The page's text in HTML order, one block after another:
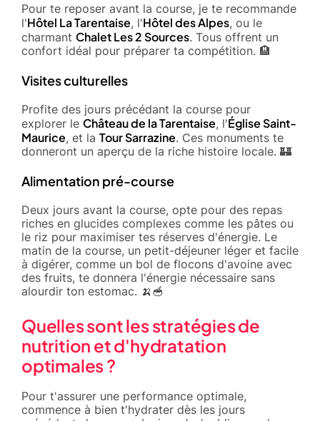
Pour te reposer avant la course, je te recommande
l'Hôtel La Tarentaise, l'Hôtel des Alpes, ou le
charmant Chalet Les 2 Sources. Tous offrent un
confort idéal pour préparer ta compétition. 🏨
Visites culturelles
Profite des jours précédant la course pour
explorer le Château de la Tarentaise, l'Église Saint-
Maurice, et la Tour Sarrazine. Ces monuments te
donneront un aperçu de la riche histoire locale. 🏰
Alimentation pré-course
Deux jours avant la course, opte pour des repas
riches en glucides complexes comme les pâtes ou
le riz pour maximiser tes réserves d'énergie. Le
matin de la course, un petit-déjeuner léger et facile
à digérer, comme un bol de flocons d'avoine avec
des fruits, te donnera l'énergie nécessaire sans
alourdir ton estomac. 🍌🥣
Quelles sont les stratégies de
nutrition et d'hydratation
optimales ?
Pour t'assurer une performance optimale,
commence à bien t'hydrater dès les jours